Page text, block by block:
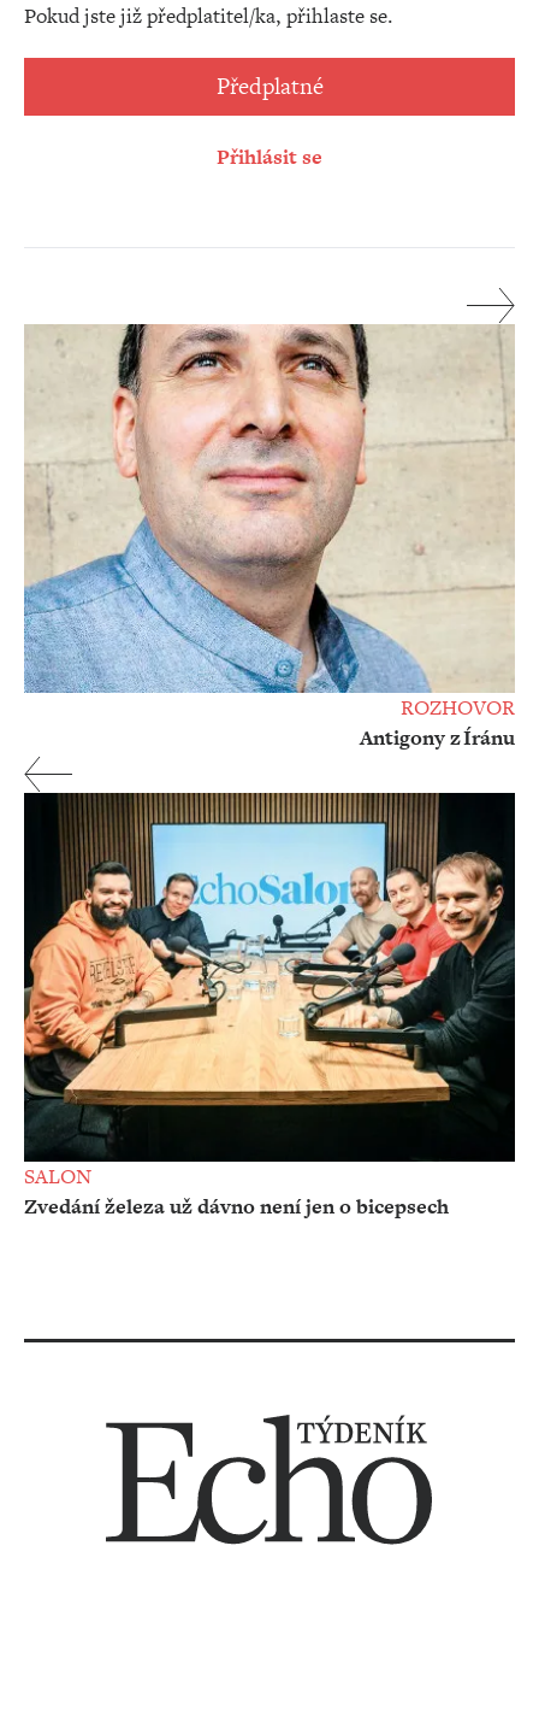
Pokud jste již předplatitel/ka, přihlaste se.
Předplatné
Přihlásit se
ROZHOVOR
Antigony z Íránu
SALON
Zvedání železa už dávno není jen o bicepsech